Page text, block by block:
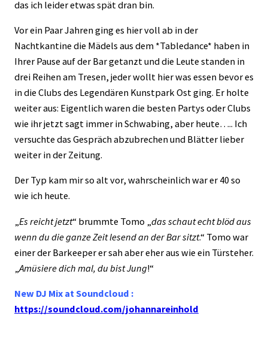
das ich leider etwas spät dran bin.
Vor ein Paar Jahren ging es hier voll ab in der
Nachtkantine die Mädels aus dem *Tabledance* haben in
Ihrer Pause auf der Bar getanzt und die Leute standen in
drei Reihen am Tresen, jeder wollt hier was essen bevor es
in die Clubs des Legendären Kunstpark Ost ging. Er holte
weiter aus: Eigentlich waren die besten Partys oder Clubs
wie ihr jetzt sagt immer in Schwabing, aber heute….. Ich
versuchte das Gespräch abzubrechen und Blätter lieber
weiter in der Zeitung.
Der Typ kam mir so alt vor, wahrscheinlich war er 40 so
wie ich heute.
Es reicht jetzt“ brummte Tomo „ das schaut echt blöd aus
wenn du die ganze Zeit lesend an der Bar sitzt.“ Tomo war
einer der Barkeeper er sah aber eher aus wie ein Türsteher.
„Amüsiere dich mal, du bist Jung!“
New DJ Mix at Soundcloud :
https://soundcloud.com/johannareinhold